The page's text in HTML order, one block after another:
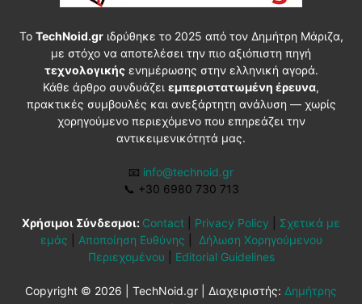
Το TechNoid.grιδρύθηκε το 2025 από τον Δημήτρη Μάριζα,
με στόχο να αποτελέσει την πιο αξιόπιστη πηγή
τεχνολογικήςενημέρωσης στην ελληνική αγορά.
Κάθε άρθρο συνδυάζει εμπεριστατωμένη έρευνα,
πρακτικές συμβουλές και ανεξάρτητη ανάλυση — χωρίς
χορηγούμενο περιεχόμενο που επηρεάζει την
αντικειμενικότητά μας.
📧 info@technoid.gr
📞 +30 6980 730 713
Χρήσιμοι Σύνδεσμοι: Contact Privacy Policy
Σχετικά με
εμάς
Αποποίηση Ευθύνης
Δήλωση Χορηγούμενου
Περιεχομένου
Editorial Guidelines
Copyright © 2026 | TechNoid.gr | Διαχειριστής: Δημήτρης